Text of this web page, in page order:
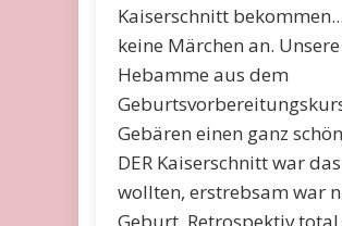
Kaiserschnitt
keine Märchen an.
Hebamme aus dem
Gebären einen ganz
DER Kaiserschnitt war
wollten, erstrebsam war
Geburt. Retrospektiv